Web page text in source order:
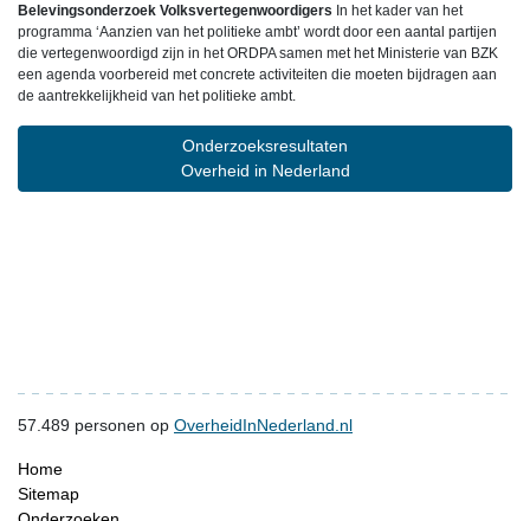
Belevingsonderzoek Volksvertegenwoordigers In het kader van het
programma ‘Aanzien van het politieke ambt’ wordt door een aantal partijen
die vertegenwoordigd zijn in het ORDPA samen met het Ministerie van BZK
een agenda voorbereid met concrete activiteiten die moeten bijdragen aan
de aantrekkelijkheid van het politieke ambt.
Onderzoeksresultaten
Overheid in Nederland
57.489 personen op OverheidInNederland.nl
Home
Sitemap